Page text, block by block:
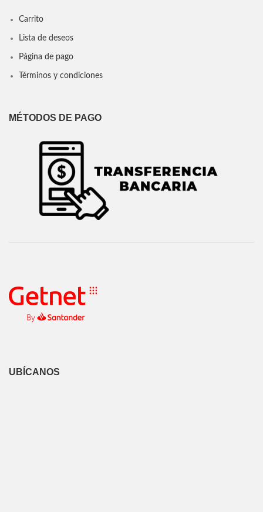
Carrito
Lista de deseos
Página de pago
Términos y condiciones
MÉTODOS DE PAGO
UBÍCANOS